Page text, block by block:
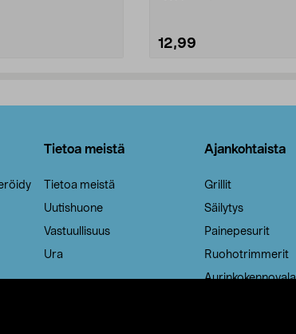
12,99
Tietoa meistä
Tietoa meistä
Uutishuone
Vastuullisuus
Ura
Ajankohtaista
Grillit
Säilytys
Painepesurit
Ruohotrimmerit